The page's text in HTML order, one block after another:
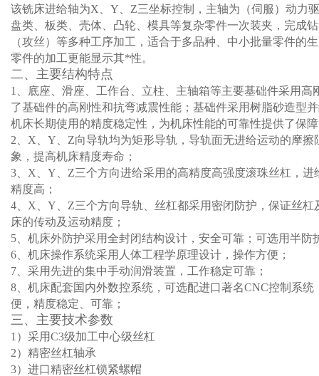
该铣床进给轴为X Y Z三坐标控制，主轴为（伺服）动力
盘类、板类、壳体、凸轮、模具等复杂零件一次装夹，完成
（攻丝）等多种工序加工，适合于多品种、中小批量零件的
零件的加工更能显示其*性。
二、主要结构特点
1
、底座、滑座、工作台、立柱、主轴箱等主要基础件采用高
了基础件的高刚性和抗弯减震性能；基础件采用树脂砂造型
机床长期使用的精度稳定性，为机床性能的可靠性提供了保
2
X Y 、Z向导轨均为矩形导轨，导轨面无进给运动的摩
象，提高机床精度寿命；
3
X Y Z三个方向进给采用的高精度高强度滚珠丝杠，进
精度高；
4
X Y Z三个方向导轨、丝杠都采用密闭防护，保证丝杠
床的传动及运动精度；
5 、机床外防护采用全封闭结构设计，安全可靠；可选用半防
6 、机床操作系统采用人体工程学原理设计，操作方便；
7 、采用先进的集中手动润滑装置，工作稳定可靠；
8 、机床配套国内外数控系统，可选配进口著名CNC控制系统
便，精度稳定、可靠；
三、主要技术参数
1 ）采用C3级加工中心级丝杠
2）精密丝杠轴承
3）进口精密丝杠锁紧螺帽